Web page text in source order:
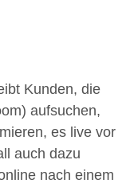
Kunden, die
aufsuchen,
es live vor
auch dazu
nach einem